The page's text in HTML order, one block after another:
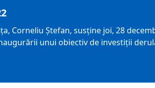
Corneliu Ștefan, susține joi, 28
unui obiectiv de investiții